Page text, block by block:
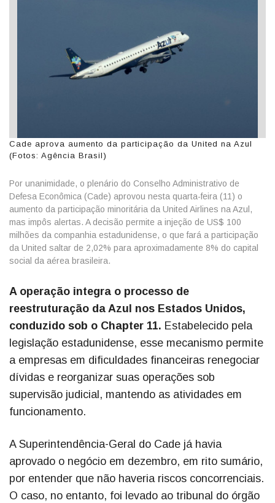
Cade aprova aumento da participação da United na Azul
(Fotos: Agência Brasil)
Por unanimidade, o plenário do Conselho Administrativo de
Defesa Econômica (Cade) aprovou nesta quarta-feira (11) o
aumento da participação minoritária da United Airlines na Azul,
mas impôs alertas. A decisão permite a injeção de US$ 100
milhões da companhia estadunidense, o que fará a participação
da United saltar de 2,02% para aproximadamente 8% do capital
social da aérea brasileira.
A operação integra o processo de
reestruturação da Azul nos Estados Unidos,
conduzido sob o Chapter 11. Estabelecido pela
legislação estadunidense, esse mecanismo permite
a empresas em dificuldades financeiras renegociar
dívidas e reorganizar suas operações sob
supervisão judicial, mantendo as atividades em
funcionamento.
A Superintendência-Geral do Cade já havia
aprovado o negócio em dezembro, em rito sumário,
por entender que não haveria riscos concorrenciais.
O caso, no entanto, foi levado ao tribunal do órgão